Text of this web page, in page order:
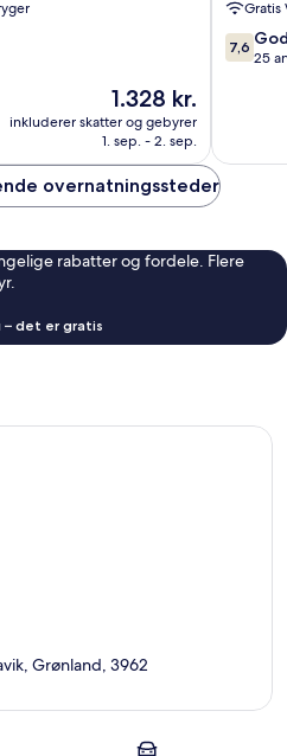
Prisen
1.328 kr.
1.328 kr.
inkluderer skatter og gebyrer
1. sep. - 2. sep.
Gratis
7.6
ud
7,6
25
overnatningssteder
rabatter og fordele. Flere
– det er gratis
Grønland, 3962